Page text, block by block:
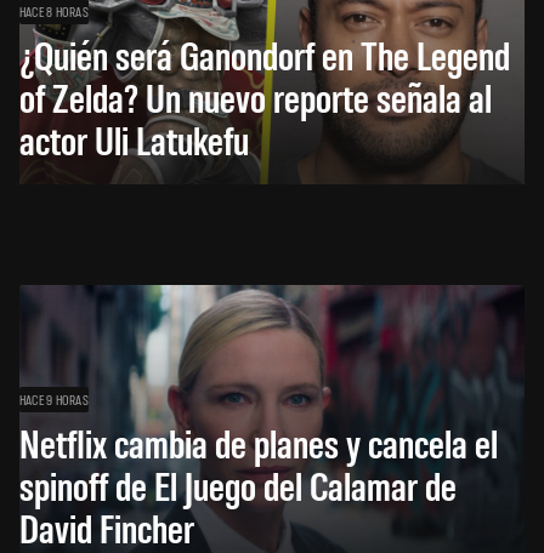
HACE 8 HORAS
¿Quién será Ganondorf en The Legend
of Zelda? Un nuevo reporte señala al
actor Uli Latukefu
HACE 9 HORAS
Netflix cambia de planes y cancela el
spinoff de El Juego del Calamar de
David Fincher